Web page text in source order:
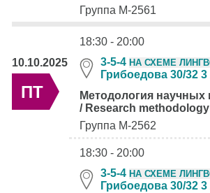
Группа М-2561
10.10.2025
ПТ
18:30 - 20:00
3-5-4 НА СХЕМЕ
Грибоедова 30/32
Методология научных
/ Research
Группа М-2562
18:30 - 20:00
3-5-4 НА СХЕМЕ
Грибоедова 30/32